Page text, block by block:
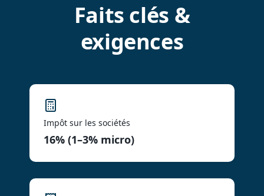
Faits clés &
exigences
Impôt sur les sociétés
16% (1–3% micro)